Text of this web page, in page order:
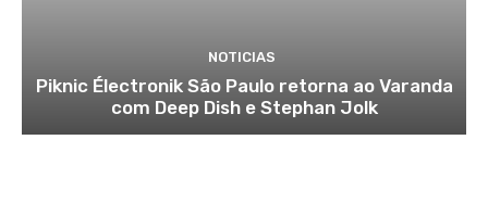
NOTICIAS
Piknic Électronik São Paulo retorna ao Varanda
com Deep Dish e Stephan Jolk